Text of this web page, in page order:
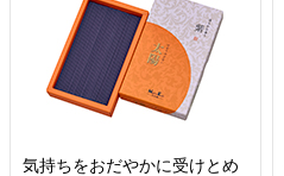
気持ちをおだやかに受けとめ